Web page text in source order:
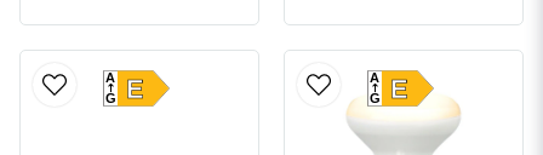
E
A
G E
A
G